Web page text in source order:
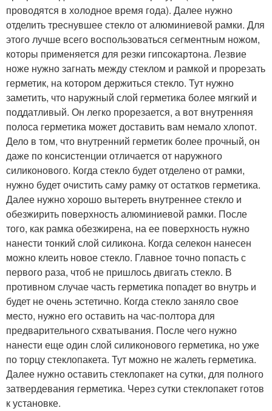
проводятся в холодное время года). Далее нужно
отделить треснувшее стекло от алюминиевой рамки. Для
этого лучше всего воспользоваться сегментным ножом,
которы применяется для резки гипсокартона. Лезвие
ноже нужно загнать между стеклом и рамкой и прорезать
герметик, на котором держиться стекло. Тут нужно
заметить, что наружный слой герметика более мягкий и
поддатливый. Он легко прорезается, а вот внутренняя
полоса герметика может доставить вам немало хлопот.
Дело в том, что внутренний герметик более прочный, он
даже по консистенции отличается от наружного
силиконового. Когда стекло будет отделено от рамки,
нужно будет очистить саму рамку от остатков герметика.
Далее нужно хорошо вытереть внутреннее стекло и
обезжирить поверхность алюминиевой рамки. После
того, как рамка обезжирена, на ее поверхность нужно
нанести тонкий слой силикона. Когда селекон нанесен
можно клеить новое стекло. Главное точно попасть с
первого раза, чтоб не пришлось двигать стекло. В
противном случае часть герметика попадет во внутрь и
будет не очень эстетично. Когда стекло заняло свое
место, нужно его оставить на час-полтора для
предварительного схватывания. После чего нужно
нанести еще один слой силиконового герметика, но уже
по торцу стеклопакета. Тут можно не жалеть герметика.
Далее нужно оставить стеклопакет на сутки, для полного
затвердевания герметика. Через сутки стеклопакет готов
к установке.